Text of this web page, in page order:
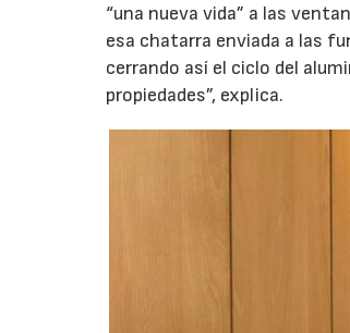
“una nueva vida” a las
esa chatarra enviada a las
cerrando así el ciclo del
propiedades”, explica.